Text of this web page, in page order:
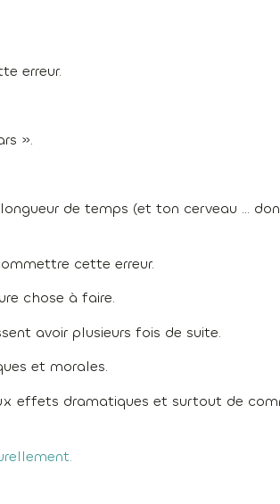
erreur.
».
de temps (et ton cerveau …
cette erreur.
chose à faire.
avoir plusieurs fois de suite.
et morales.
effets dramatiques et surtout de